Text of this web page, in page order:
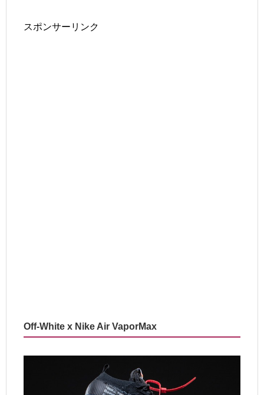
スポンサーリンク
Off-White x Nike Air VaporMax